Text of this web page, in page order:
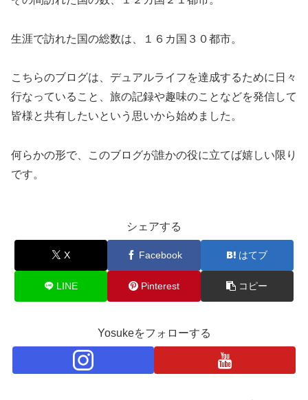
生涯で訪れた国の総数は、１６カ国３０都市。
こちらのブログは、デュアルライフを達成するために日々
行なっていること、旅の記録や趣味のことなどを発信して
皆様と共有したいという思いから始めました。
何らかの形で、このブログが誰かの役に立てば嬉しい限り
です。
シェアする
X Facebook はてブ
LINE Pinterest コピー
Yosukeをフォローする